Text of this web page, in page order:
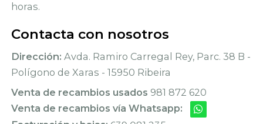
horas.
Contacta con nosotros
Dirección: Avda. Ramiro Carregal Rey, Parc. 38 B -
Polígono de Xaras - 15950 Ribeira
Venta de recambios usados 981 872 620
Venta de recambios vía Whatsapp: